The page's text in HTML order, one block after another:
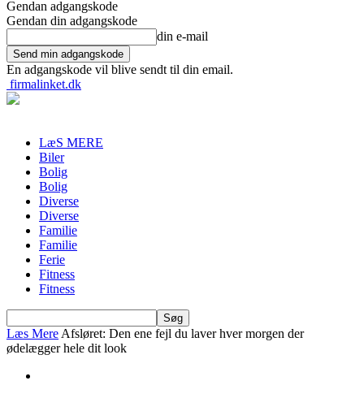
Gendan adgangskode
Gendan din adgangskode
din e-mail
En adgangskode vil blive sendt til din email.
firmalinket.dk
LæS MERE
Biler
Bolig
Bolig
Diverse
Diverse
Familie
Familie
Ferie
Fitness
Fitness
Læs Mere Afsløret: Den ene fejl du laver hver morgen der
ødelægger hele dit look